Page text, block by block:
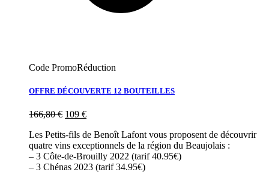
Code PromoRéduction
OFFRE DÉCOUVERTE 12 BOUTEILLES
166,80€ 109 €
Les Petits-fils de Benoît Lafont vous proposent de découvrir
quatre vins exceptionnels de la région du Beaujolais :
– 3 Côte-de-Brouilly 2022 (tarif 40.95€)
– 3 Chénas 2023 (tarif 34.95€)